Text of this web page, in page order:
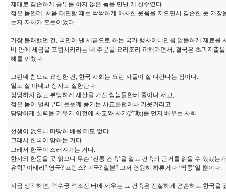
제대로 겸손하게 공부를 하지 않은 놈을 만난 게 실수였다.
젊은 놈인데, 처음 대면할 때는 싹싹하게 해사한 웃음을 지으면서 겸손한 듯 가
는지 자체가 혼돈이었다.
가장 불쾌했던 건, 국민이 낸 세금으로 하는 국가 행사이니만큼 알뜰하게 재료
비 안에 세금을 포함시키라는 내 주문을 요리조리 피해가면서, 결국은 초과지출
해를 끼쳤다.
그런데 참으로 요상한 건, 한국 사회는 요런 자들이 잘 나간다는 점이다.
일도 잘 따내고 장사도 잘한단다.
정당하지 않고 부당하게 재산을 가진 쌍놈들한테 줄이나 서고,
젊은 놈이 벌써부터 돈푼께 풍기는 사교클럽이나 기웃거리고.
당당하게 실력을 키우기 이전에 사교와 사기(詐欺)를 먼저 배우는 사회.
선생이 없으니 마땅히 배울 데도 없다.
그래서 한국이 망하는 거다.
그래서 한국이 스러져가는 거다.
한자와 한문을 못 읽으니 무슨 ‘전통 건축’을 알고 건축의 근거를 읽을 수 있겠는
유학? 이태리? 영국? 프랑스? 미국? 일본? 그저 영원히 하류거나 ‘짝퉁’일 뿐이다.
지금 생각하면, 덕수궁 석조전 터에 세우는 그 건축은 진실하게 겸손하고 한국